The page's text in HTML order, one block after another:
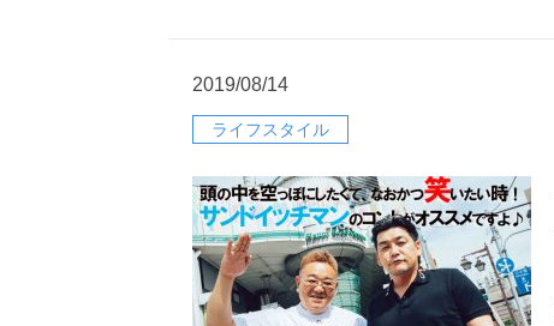
2019/08/14
ライフスタイル